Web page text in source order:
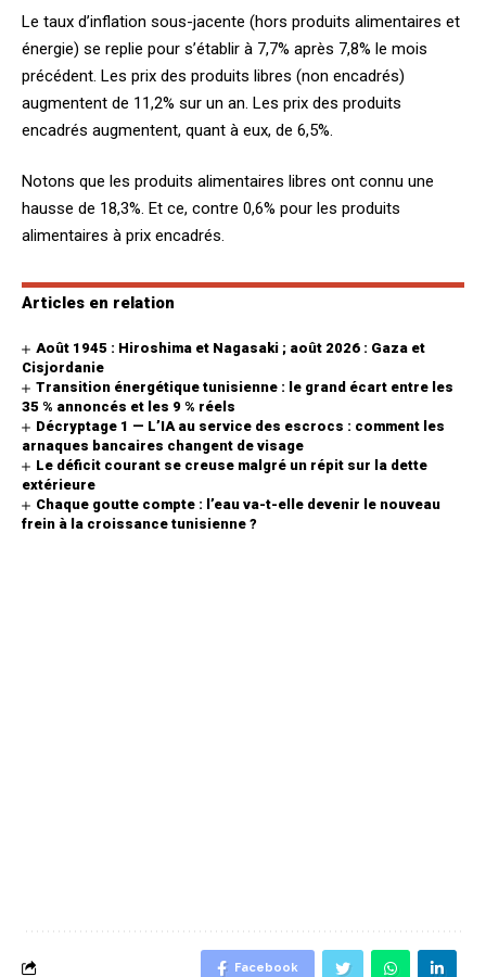
Le taux d’inflation sous-jacente (hors produits alimentaires et
énergie) se replie pour s’établir à 7,7% après 7,8% le mois
précédent. Les prix des produits libres (non encadrés)
augmentent de 11,2% sur un an. Les prix des produits
encadrés augmentent, quant à eux, de 6,5%.
Notons que les produits alimentaires libres ont connu une
hausse de 18,3%. Et ce, contre 0,6% pour les produits
alimentaires à prix encadrés.
Articles en relation
Août 1945 : Hiroshima et Nagasaki ; août 2026 : Gaza et
Cisjordanie
Transition énergétique tunisienne : le grand écart entre les
35 % annoncés et les 9 % réels
Décryptage 1 — L’IA au service des escrocs : comment les
arnaques bancaires changent de visage
Le déficit courant se creuse malgré un répit sur la dette
extérieure
Chaque goutte compte : l’eau va-t-elle devenir le nouveau
frein à la croissance tunisienne ?
Facebook